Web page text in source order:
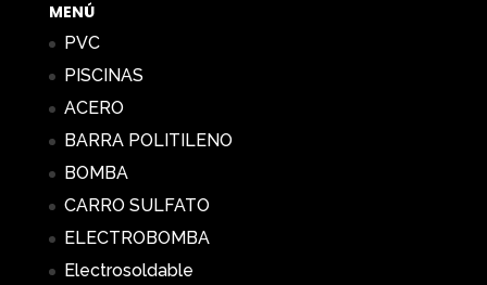
MENÚ
PVC
PISCINAS
ACERO
BARRA POLITILENO
BOMBA
CARRO SULFATO
ELECTROBOMBA
Electrosoldable